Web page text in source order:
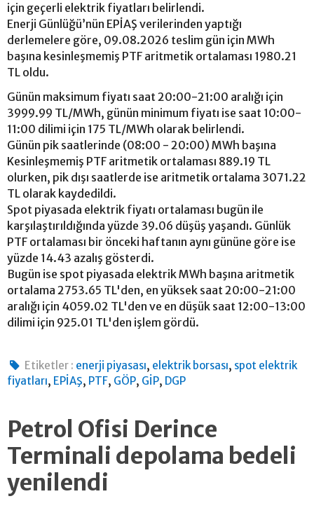
için geçerli elektrik fiyatları belirlendi.
Enerji Günlüğü’nün EPİAŞ verilerinden yaptığı
derlemelere göre, 09.08.2026 teslim gün için MWh
başına kesinleşmemiş PTF aritmetik ortalaması 1980.21
TL oldu.
Günün maksimum fiyatı saat 20:00-21:00 aralığı için
3999.99 TL/MWh, günün minimum fiyatı ise saat 10:00-
11:00 dilimi için 175 TL/MWh olarak belirlendi.
Günün pik saatlerinde (08:00 - 20:00) MWh başına
Kesinleşmemiş PTF aritmetik ortalaması 889.19 TL
olurken, pik dışı saatlerde ise aritmetik ortalama 3071.22
TL olarak kaydedildi.
Spot piyasada elektrik fiyatı ortalaması bugün ile
karşılaştırıldığında yüzde 39.06 düşüş yaşandı. Günlük
PTF ortalaması bir önceki haftanın aynı gününe göre ise
yüzde 14.43 azalış gösterdi.
Bugün ise spot piyasada elektrik MWh başına aritmetik
ortalama 2753.65 TL'den, en yüksek saat 20:00-21:00
aralığı için 4059.02 TL'den ve en düşük saat 12:00-13:00
dilimi için 925.01 TL'den işlem gördü.
Etiketler : enerji piyasası, elektrik borsası, spot elektrik
fiyatları, EPİAŞ, PTF, GÖP, GİP, DGP
Petrol Ofisi Derince
Terminali depolama bedeli
yenilendi